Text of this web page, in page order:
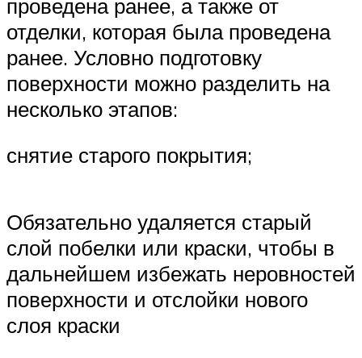
проведена ранее, а также от
отделки, которая была проведена
ранее. Условно подготовку
поверхности можно разделить на
несколько этапов:
снятие старого покрытия;
Обязательно удаляется старый
слой побелки или краски, чтобы в
дальнейшем избежать неровностей
поверхности и отслойки нового
слоя краски